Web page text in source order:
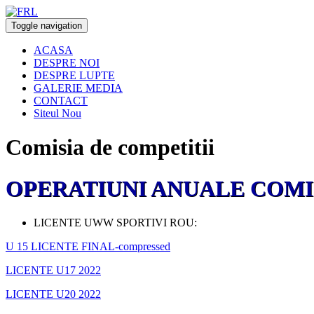
Toggle navigation
ACASA
DESPRE NOI
DESPRE LUPTE
GALERIE MEDIA
CONTACT
Siteul Nou
Comisia de competitii
OPERATIUNI ANUALE
LICENTE UWW SPORTIVI ROU:
U 15 LICENTE FINAL-compressed
LICENTE U17 2022
LICENTE U20 2022